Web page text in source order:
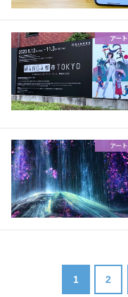
アート
アート
1 2